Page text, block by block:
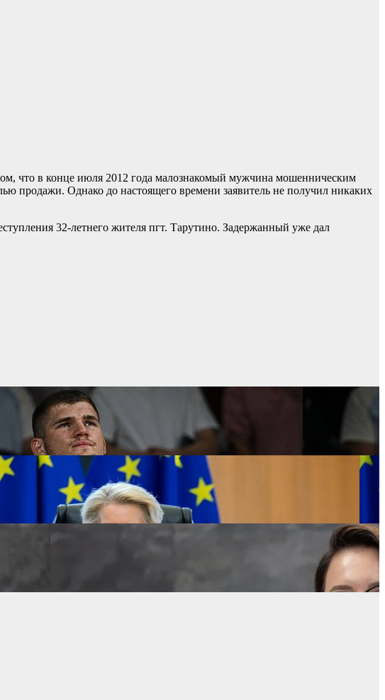
что в конце июля 2012 года малознакомый мужчина мошенническим
продажи. Однако до настоящего времени заявитель не получил никаких
32-летнего жителя пгт. Тарутино. Задержанный уже дал